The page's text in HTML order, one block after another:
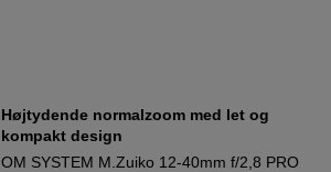
Højtydende normalzoom med let og
kompakt design
OM SYSTEM M.Zuiko 12-40mm f/2,8 PRO